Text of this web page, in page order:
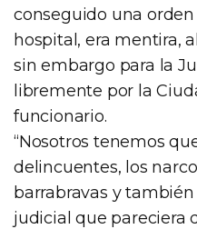
conseguido una
hospital, era mentira,
sin embargo para la
libremente por la
funcionario.
“Nosotros tenemos
delincuentes, los
barrabravas y
judicial que pareciera